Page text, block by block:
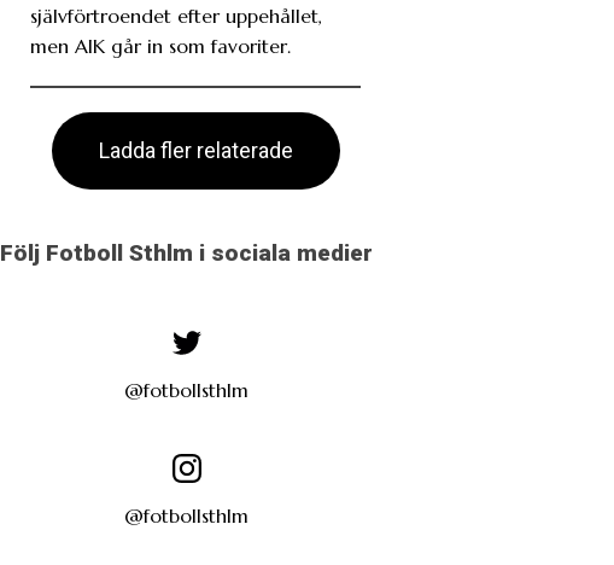
självförtroendet efter uppehållet,
men AIK går in som favoriter.
Ladda fler relaterade
Följ Fotboll Sthlm i sociala medier
@fotbollsthlm
@fotbollsthlm